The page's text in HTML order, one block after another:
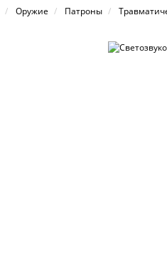
Оружие Патроны